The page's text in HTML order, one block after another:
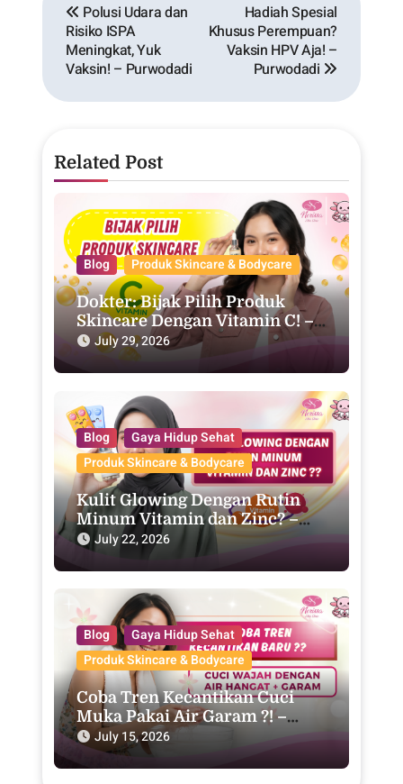
Polusi Udara dan
Risiko ISPA
Meningkat, Yuk
Vaksin! – Purwodadi
Hadiah Spesial
Khusus Perempuan?
Vaksin HPV Aja! –
Purwodadi
Related Post
Blog Produk Skincare & Bodycare
Dokter: Bijak Pilih Produk
Skincare Dengan Vitamin C! –
Purwodadi
July 29, 2026
Blog
Gaya Hidup Sehat
Produk Skincare & Bodycare
Kulit Glowing Dengan Rutin
Minum Vitamin dan Zinc? –
Purwodadi
July 22, 2026
Blog
Gaya Hidup Sehat
Produk Skincare & Bodycare
Coba Tren Kecantikan Cuci
Muka Pakai Air Garam ?! –
Purwodadi
July 15, 2026